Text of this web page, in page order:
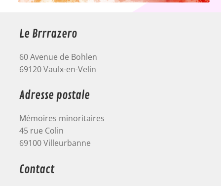
Le Brrrazero
60 Avenue de Bohlen
69120 Vaulx-en-Velin
Adresse postale
Mémoires minoritaires
45 rue Colin
69100 Villeurbanne
Contact